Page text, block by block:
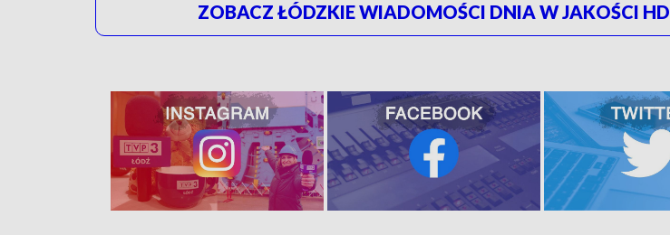
ZOBACZ ŁÓDZKIE WIADOMOŚCI DNIA W JAKOŚCI HD